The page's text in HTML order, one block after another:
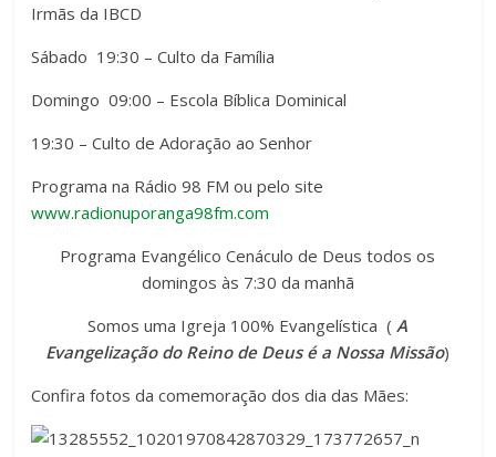
Irmãs da IBCD
Sábado 19:30 – Culto da Família
Domingo 09:00 – Escola Bíblica Dominical
19:30 – Culto de Adoração ao Senhor
Programa na Rádio 98 FM ou pelo site
www.radionuporanga98fm.com
Programa Evangélico Cenáculo de Deus todos os
domingos às 7:30 da manhã
Somos uma Igreja 100% Evangelística (A
Evangelização do Reino de Deus é a Nossa Missão)
Confira fotos da comemoração dos dia das Mães: